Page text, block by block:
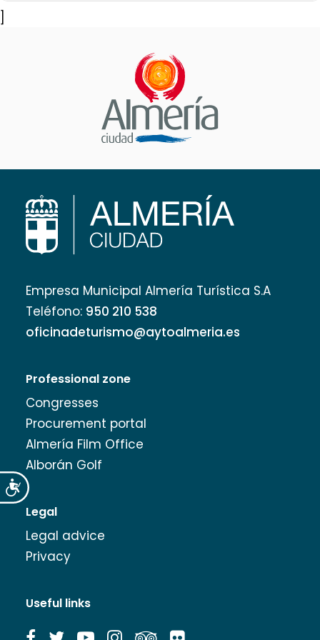
Accesibilidad
Empresa Municipal Almería Turística S.A
Teléfono: 950 210 538
oficinadeturismo@aytoalmeria.es
Professional zone
Congresses
Procurement portal
Almería Film Office
Alborán Golf
Legal
Legal advice
Privacy
Useful links